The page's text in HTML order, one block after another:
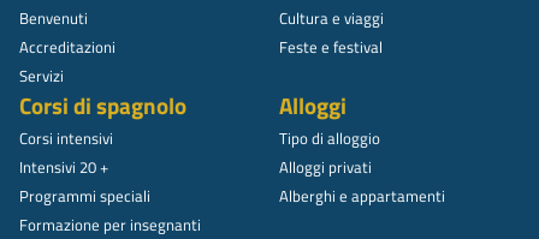
Benvenuti
Accreditazioni
Servizi
Cultura e viaggi
Feste e festival
Corsi di spagnolo
Corsi intensivi
Intensivi 20 +
Programmi speciali
Formazione per insegnanti
Alloggi
Tipo di alloggio
Alloggi privati
Alberghi e appartamenti